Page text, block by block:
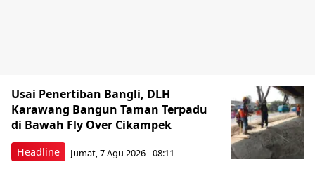
Headline
Usai Penertiban Bangli, DLH
Karawang Bangun Taman Terpadu
di Bawah Fly Over Cikampek
Jumat, 7 Agu 2026 - 08:11